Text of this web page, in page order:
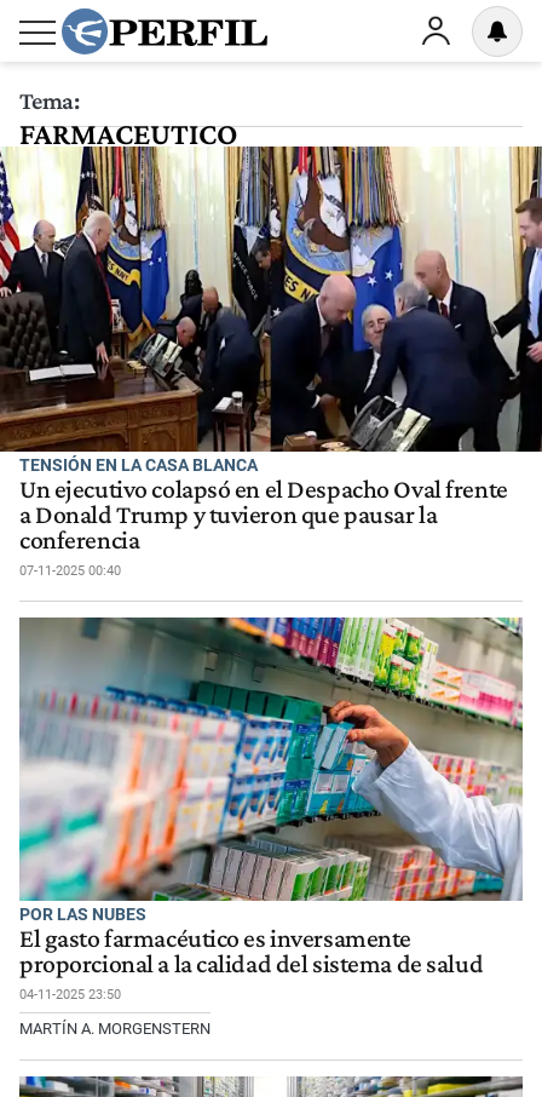
Tema:
FARMACEUTICO
TENSIÓN EN LA CASA BLANCA
Un ejecutivo colapsó en el Despacho Oval frente
a Donald Trump y tuvieron que pausar la
conferencia
07-11-2025 00:40
POR LAS NUBES
El gasto farmacéutico es inversamente
proporcional a la calidad del sistema de salud
04-11-2025 23:50
MARTÍN A. MORGENSTERN